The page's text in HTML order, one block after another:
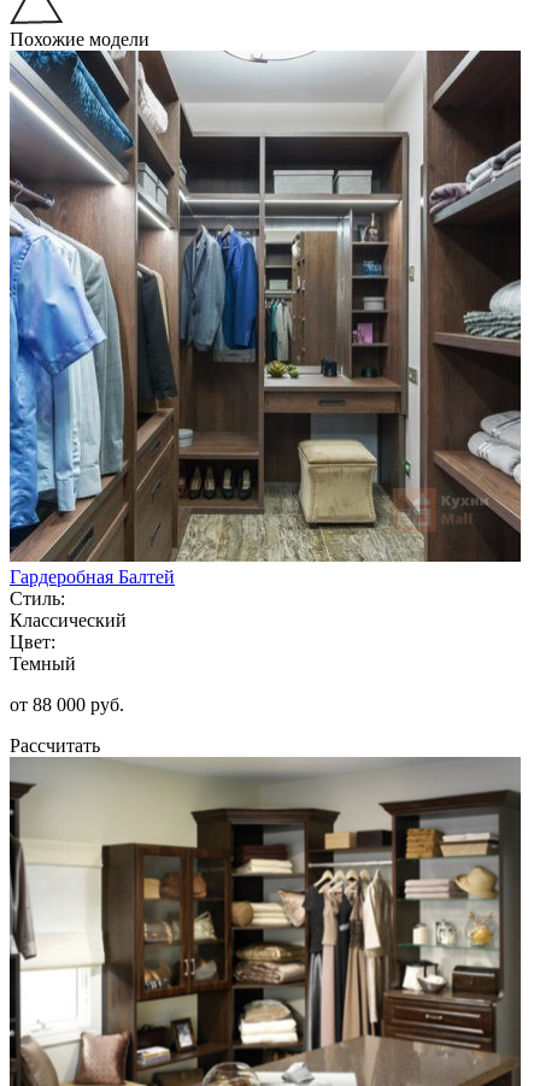
Похожие модели
Гардеробная Балтей
Стиль:
Классический
Цвет:
Темный
от 88 000 руб.
Рассчитать